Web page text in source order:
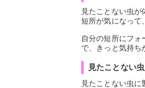
見たことない虫が
短所が気になって
自分の短所にフォ
で、きっと気持ち
見たことない
見たことない虫に